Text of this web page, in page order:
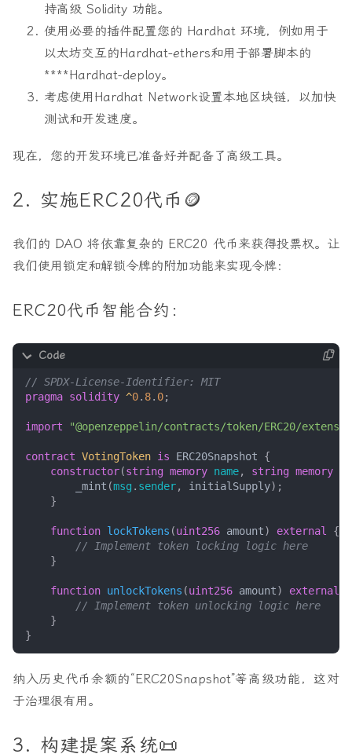
持高级 Solidity 功能。
使用必要的插件配置您的 Hardhat 环境，例如用于
以太坊交互的Hardhat-ethers和用于部署脚本的
****Hardhat-deploy。
考虑使用Hardhat Network设置本地区块链，以加快
测试和开发速度。
现在，您的开发环境已准备好并配备了高级工具。
2. 实施ERC20代币🪙
我们的 DAO 将依靠复杂的 ERC20 代币来获得投票权。让
我们使用锁定和解锁令牌的附加功能来实现令牌：
ERC20代币智能合约：
pragma solidity ^0. 8. 0;
import "@openzeppelin/contracts/token/ERC20/
contract VotingToken is ERC20Snapshot
{
constructor(string memory name, string memory
_mint (msg . sender, initialSupply);
}
function lockTokens (uint256 amount) external
{
}
function unlockTokens (uint256 amount) external
}
}
纳入历史代币余额的“ERC20Snapshot”等高级功能，这对
于治理很有用。
3. 构建提案系统📜